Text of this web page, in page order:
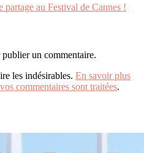
au Festival de Cannes !
un commentaire.
les indésirables. En savoir plus
commentaires sont traitées.